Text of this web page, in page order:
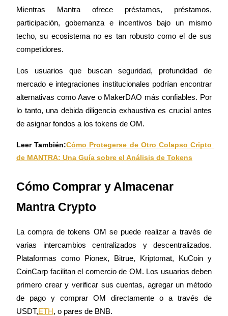
Servicio de préstamos respaldado por criptomonedas
Obtenga ganancias a largo plazo e intereses flexibles
Aprender Staking
Obtenga más información sobre cómo obtener ingresos pasivos
Bitrue
AI
Mientras Mantra ofrece préstamos, préstamos,
participación, gobernanza e incentivos bajo un mismo
techo, su ecosistema no es tan robusto como el de sus
competidores.
Los usuarios que buscan seguridad, profundidad de
mercado e integraciones institucionales podrían encontrar
alternativas como Aave o MakerDAO más confiables. Por
lo tanto, una debida diligencia exhaustiva es crucial antes
de asignar fondos a los tokens de OM.
Leer También:Cómo Protegerse de Otro Colapso Cripto
de MANTRA: Una Guía sobre el Análisis de Tokens
Cómo Comprar y Almacenar
Mantra Crypto
La compra de tokens OM se puede realizar a través de
varias intercambios centralizados y descentralizados.
Plataformas como Pionex, Bitrue, Kriptomat, KuCoin y
CoinCarp facilitan el comercio de OM. Los usuarios deben
primero crear y verificar sus cuentas, agregar un método
de pago y comprar OM directamente o a través de
USDT,ETH, o pares de BNB.